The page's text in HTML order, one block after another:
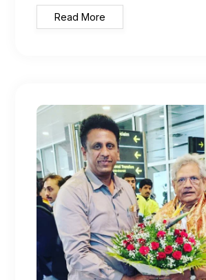
Read More